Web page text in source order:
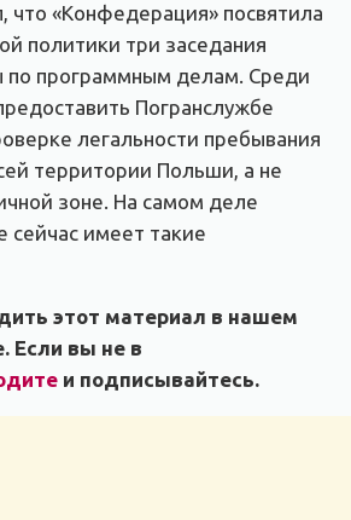
что «Конфедерация» посвятила
политики три заседания
по программным делам. Среди
Погранслужбе
легальности пребывания
территории Польши, а не
зоне. На самом деле
сейчас имеет такие
этот материал в нашем
Если вы не в
и подписывайтесь.